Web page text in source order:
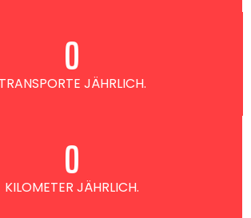
TRANSPORTE JÄHRLICH.
0
KILOMETER JÄHRLICH.
0